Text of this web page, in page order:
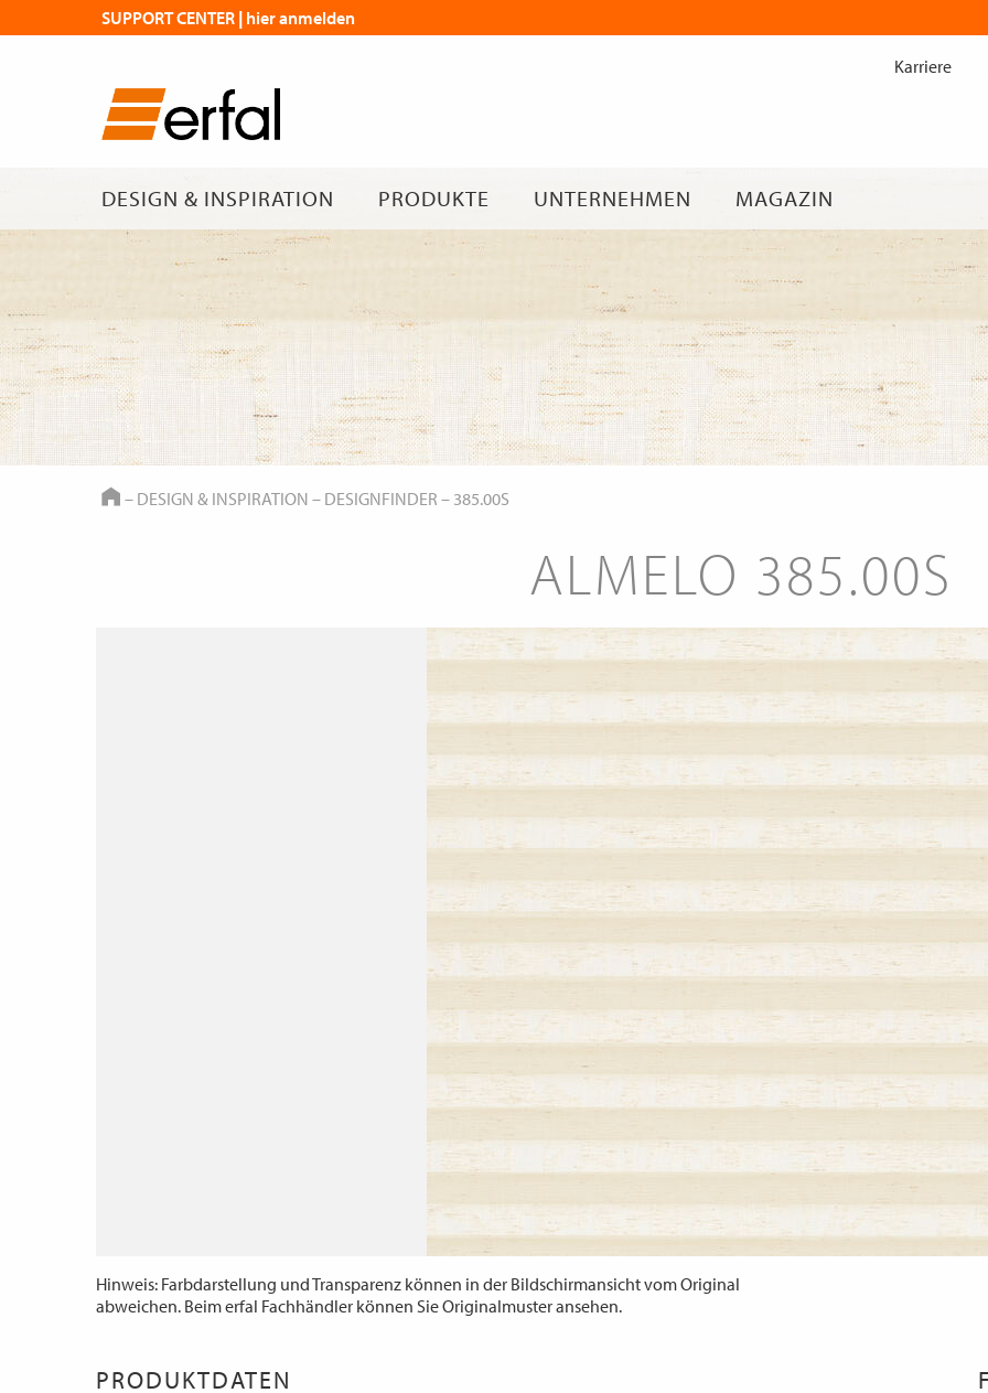
Inhalt
DESIGN & INSPIRATION PRODUKTE UNTERNEHMEN MAGAZIN
Karriere
SUPPORT CENTER | hier anmelden
HOME
– DESIGN & INSPIRATION – DESIGNFINDER – 385.00S
ALMELO 385.00S
Hinweis: Farbdarstellung und Transparenz können in der Bildschirmansicht vom Original
abweichen. Beim erfal Fachhändler können Sie Originalmuster ansehen.
PRODUKTDATEN